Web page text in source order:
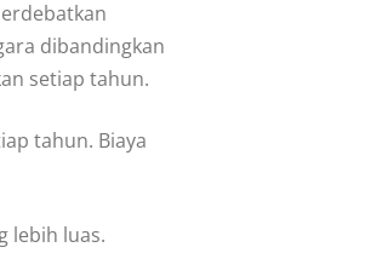
dibandingkan
setiap tahun.
tahun. Biaya
lebih luas.